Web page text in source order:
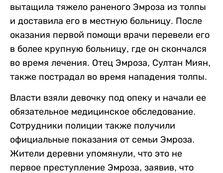
вытащила тяжело раненого Эмроза из толпы
и доставила его в местную больницу. После
оказания первой помощи врачи перевели его
в более крупную больницу, где он скончался
во время лечения. Отец Эмроза, Султан Миян,
также пострадал во время нападения толпы.
Власти взяли девочку под опеку и начали ее
обязательное медицинское обследование.
Сотрудники полиции также получили
официальные показания от семьи Эмроза.
Жители деревни упомянули, что это не
первое преступление Эмроза, заявив, что